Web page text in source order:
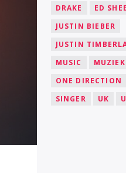
DRAKE
ED
JUSTIN BIEBER
JUSTIN
MUSIC
MUZIEK
ONE DIRECTION
SINGER
UK